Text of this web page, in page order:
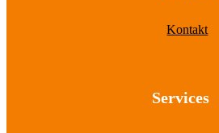
Kontakt
Services